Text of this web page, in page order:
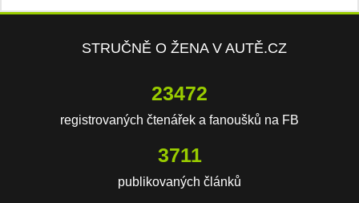
STRUČNĚ O ŽENA V AUTĚ.CZ
23472
registrovaných čtenářek a fanoušků na FB
3711
publikovaných článků